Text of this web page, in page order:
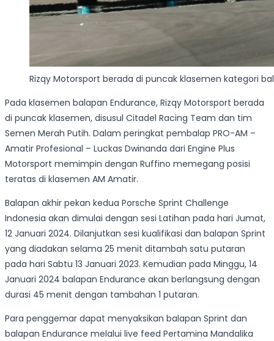
Rizqy Motorsport berada di puncak klasemen kategori
Pada klasemen balapan Endurance, Rizqy Motorsport berada
di puncak klasemen, disusul Citadel Racing Team dan tim
Semen Merah Putih. Dalam peringkat pembalap PRO-AM –
Amatir Profesional – Luckas Dwinanda dari Engine Plus
Motorsport memimpin dengan Ruffino memegang posisi
teratas di klasemen AM Amatir.
Balapan akhir pekan kedua Porsche Sprint Challenge
Indonesia akan dimulai dengan sesi Latihan pada hari Jumat,
12 Januari 2024. Dilanjutkan sesi kualifikasi dan balapan Sprint
yang diadakan selama 25 menit ditambah satu putaran
pada hari Sabtu 13 Januari 2023. Kemudian pada Minggu, 14
Januari 2024 balapan Endurance akan berlangsung dengan
durasi 45 menit dengan tambahan 1 putaran.
Para penggemar dapat menyaksikan balapan Sprint dan
balapan Endurance melalui live feed Pertamina Mandalika